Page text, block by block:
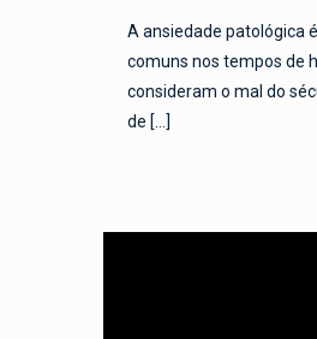
A ansiedade patológica
comuns nos tempos de
consideram o mal do
de […]